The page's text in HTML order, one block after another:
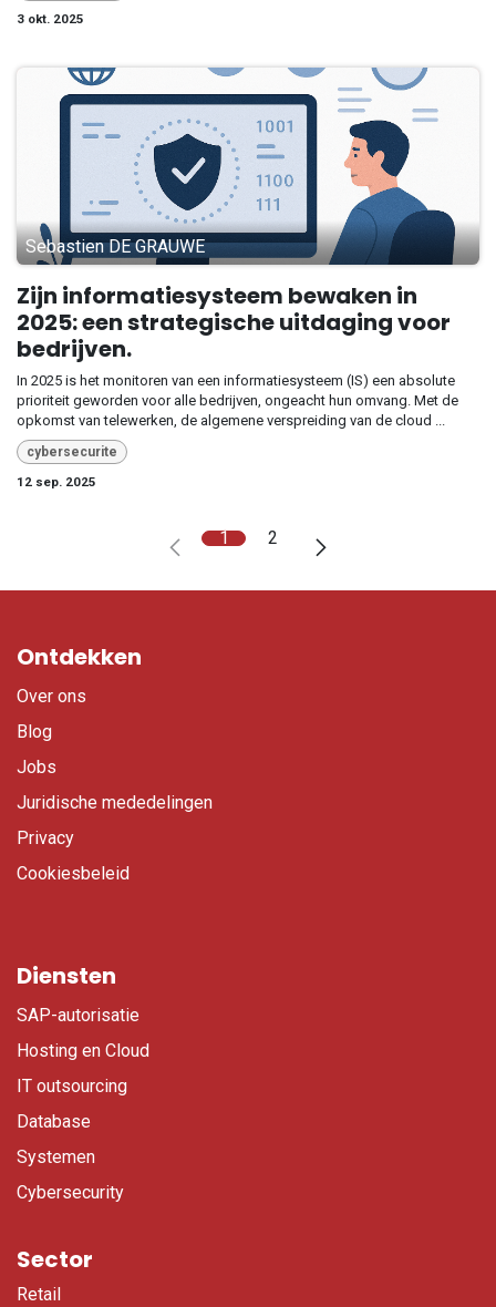
3 okt. 2025
Sebastien DE GRAUWE
Zijn informatiesysteem bewaken in
2025: een strategische uitdaging voor
bedrijven.
In 2025 is het monitoren van een informatiesysteem (IS) een absolute
prioriteit geworden voor alle bedrijven, ongeacht hun omvang. Met de
opkomst van telewerken, de algemene verspreiding van de cloud ...
cybersecurite
12 sep. 2025
1 2
Ontdekken
Over ons
Blog
Jobs
Juridische mededelingen
Privacy
Cookiesbeleid
Diensten
SAP-autorisatie
Hosting en Cloud
IT outsourcing
Database
Systemen
Cybersecurity
Sector
Retail